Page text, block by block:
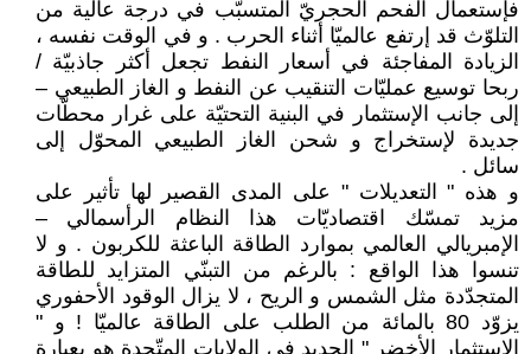
فإستعمال الفحم الحجريّ المتسبّب في درجة عالية من
التلوّث قد إرتفع عالميّا أثناء الحرب . و في الوقت نفسه ،
الزيادة المفاجئة في أسعار النفط تجعل أكثر جاذبيّة /
ربحا توسيع عمليّات التنقيب عن النفط و الغاز الطبيعي –
إلى جانب الإستثمار في البنية التحتيّة على غرار محطّات
جديدة لإستخراج و شحن الغاز الطبيعي المحوّل إلى
سائل .
و هذه " التعديلات " على المدى القصير لها تأثير على
مزيد تمسّك اقتصاديّات هذا النظام الرأسمالي –
الإمبريالي العالمي بموارد الطاقة الباعثة للكربون . و لا
تنسوا هذا الواقع : بالرغم من التبنّي المتزايد للطاقة
المتجدّدة مثل الشمس و الريح ، لا يزال الوقود الأحفوري
يزوّد 80 بالمائة من الطلب على الطاقة عالميّا ! و "
الإستثمار الأخضر " الجديد في الولايات المتّحدة هو بعبارة